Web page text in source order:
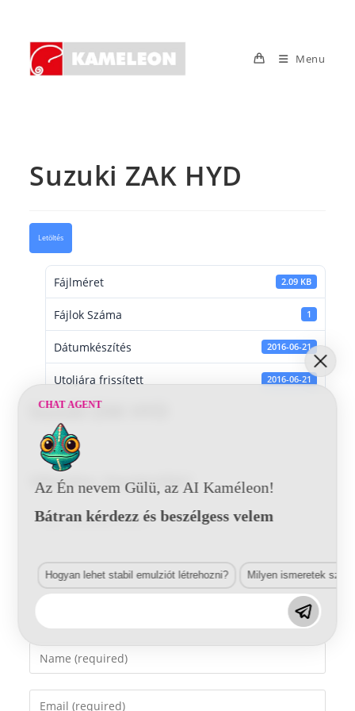
content
Menu
Suzuki ZAK HYD
Letöltés
Fájlméret 2.09 KB
Fájlok Száma 1
Dátumkészítés 2016-06-21
Utoljára frissített 2016-06-21
Suzuki ZAK HYD
Vélemény, hozzászólás?
Comment
Enter
your
name
Enter
CHAT AGENT
Az Én nevem Gülü, az AI Kaméleon!
Bátran kérdezz és beszélgess velem
Hogyan lehet stabil emulziót létrehozni? Milyen ismeretek